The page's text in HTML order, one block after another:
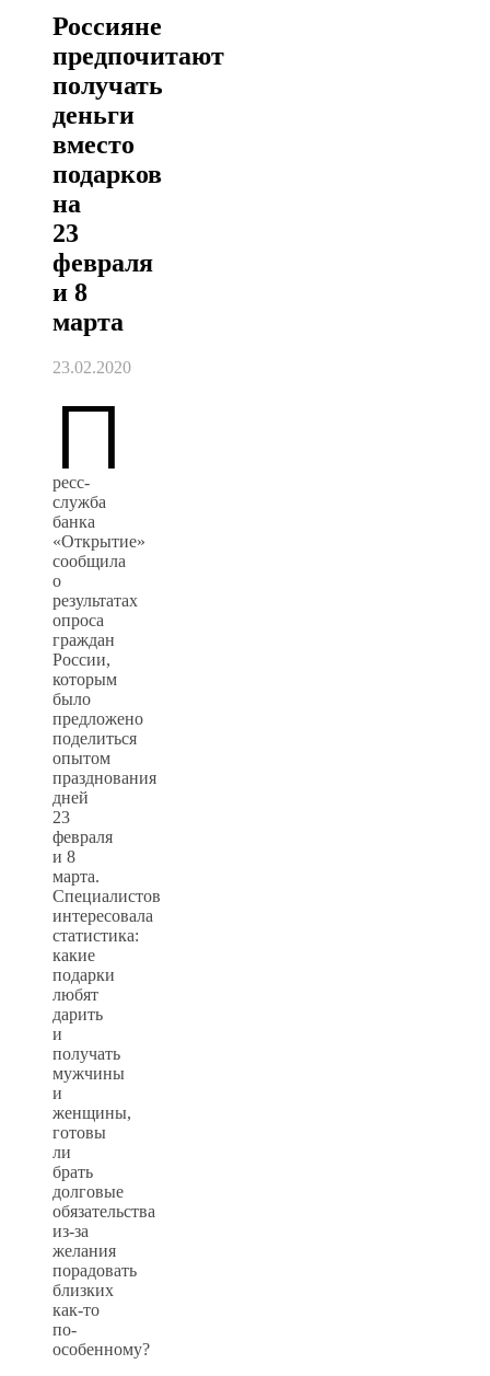
Россияне
предпочитают
получать
деньги
вместо
подарков
на
23
февраля
и 8
марта
23.02.2020
П
ресс-
служба
банка
«Открытие»
сообщила
о
результатах
опроса
граждан
России,
которым
было
предложено
поделиться
опытом
празднования
дней
23
февраля
и 8
марта.
Специалистов
интересовала
статистика:
какие
подарки
любят
дарить
и
получать
мужчины
и
женщины,
готовы
ли
брать
долговые
обязательства
из-за
желания
порадовать
близких
как-то
по-
особенному?